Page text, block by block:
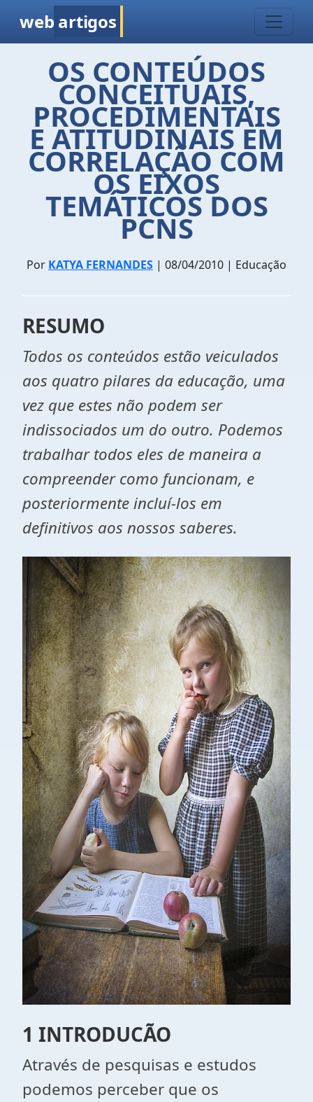
web artigos
OS CONTEÚDOS
CONCEITUAIS,
PROCEDIMENTAIS
E ATITUDINAIS EM
CORRELAÇÃO COM
OS EIXOS
TEMÁTICOS DOS
PCNS
Por KATYA FERNANDES | 08/04/2010 | Educação
RESUMO
Todos os conteúdos estão veiculados
aos quatro pilares da educação, uma
vez que estes não podem ser
indissociados um do outro. Podemos
trabalhar todos eles de maneira a
compreender como funcionam, e
posteriormente incluí-los em
definitivos aos nossos saberes.
1 INTRODUCÃO
Através de pesquisas e estudos
podemos perceber que os